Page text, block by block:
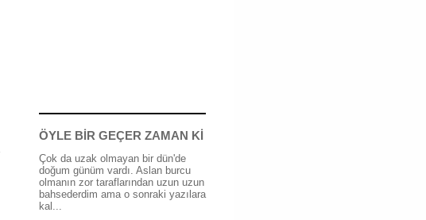
ÖYLE BİR GEÇER ZAMAN Kİ
Çok da uzak olmayan bir dün'de
doğum günüm vardı. Aslan burcu
olmanın zor taraflarından uzun uzun
bahsederdim ama o sonraki yazılara
kal...